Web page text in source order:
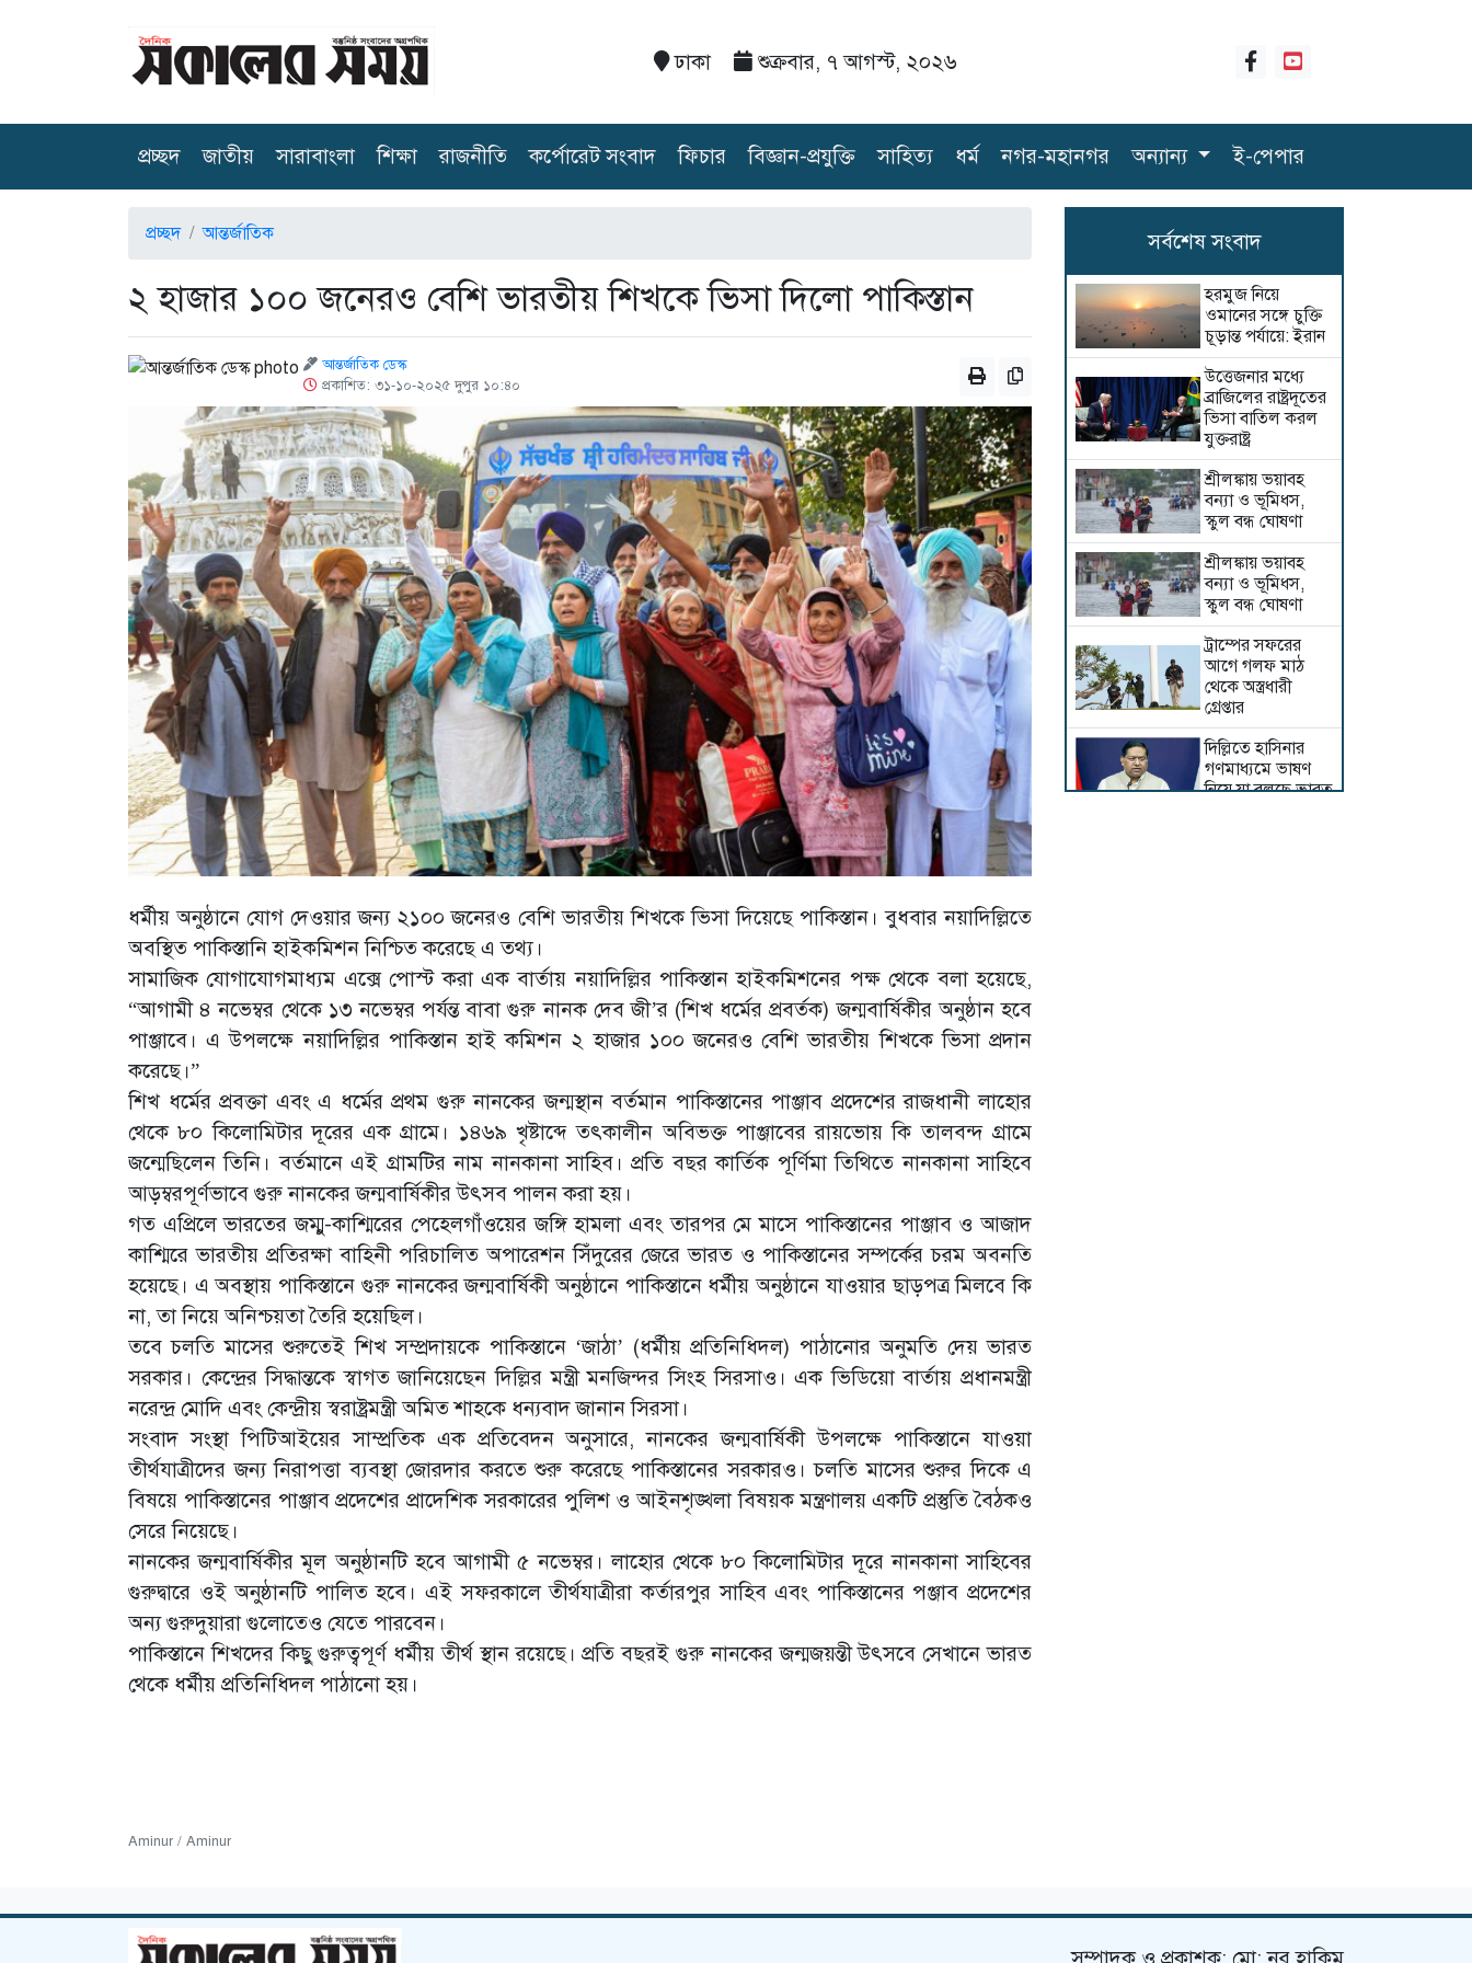
ঢাকা শুক্রবার, ৭ আগস্ট, ২০২৬
প্রচ্ছদ(current)
জাতীয় সারাবাংলা শিক্ষা রাজনীতি কর্পোরেট সংবাদ ফিচার বিজ্ঞান-প্রযুক্তি সাহিত্য ধর্ম নগর-মহানগর অন্যান্য ই-পেপার
প্রচ্ছদ আন্তর্জাতিক
২ হাজার ১০০ জনেরও বেশি ভারতীয় শিখকে ভিসা দিলো পাকিস্তান
আন্তর্জাতিক ডেস্ক
প্রকাশিত: ৩১-১০-২০২৫ দুপুর ১০:৪০
ধর্মীয় অনুষ্ঠানে যোগ দেওয়ার জন্য ২১০০ জনেরও বেশি ভারতীয় শিখকে ভিসা দিয়েছে পাকিস্তান। বুধবার নয়াদিল্লিতে
অবস্থিত পাকিস্তানি হাইকমিশন নিশ্চিত করেছে এ তথ্য।
সামাজিক যোগাযোগমাধ্যম এক্সে পোস্ট করা এক বার্তায় নয়াদিল্লির পাকিস্তান হাইকমিশনের পক্ষ থেকে বলা হয়েছে,
“আগামী ৪ নভেম্বর থেকে ১৩ নভেম্বর পর্যন্ত বাবা গুরু নানক দেব জী’র (শিখ ধর্মের প্রবর্তক) জন্মবার্ষিকীর অনুষ্ঠান হবে
পাঞ্জাবে। এ উপলক্ষে নয়াদিল্লির পাকিস্তান হাই কমিশন ২ হাজার ১০০ জনেরও বেশি ভারতীয় শিখকে ভিসা প্রদান
করেছে।”
শিখ ধর্মের প্রবক্তা এবং এ ধর্মের প্রথম গুরু নানকের জন্মস্থান বর্তমান পাকিস্তানের পাঞ্জাব প্রদেশের রাজধানী লাহোর
থেকে ৮০ কিলোমিটার দূরের এক গ্রামে। ১৪৬৯ খৃষ্টাব্দে তৎকালীন অবিভক্ত পাঞ্জাবের রায়ভোয় কি তালবন্দ গ্রামে
জন্মেছিলেন তিনি। বর্তমানে এই গ্রামটির নাম নানকানা সাহিব। প্রতি বছর কার্তিক পূর্ণিমা তিথিতে নানকানা সাহিবে
আড়ম্বরপূর্ণভাবে গুরু নানকের জন্মবার্ষিকীর উৎসব পালন করা হয়।
গত এপ্রিলে ভারতের জম্মু-কাশ্মিরের পেহেলগাঁওয়ের জঙ্গি হামলা এবং তারপর মে মাসে পাকিস্তানের পাঞ্জাব ও আজাদ
কাশ্মিরে ভারতীয় প্রতিরক্ষা বাহিনী পরিচালিত অপারেশন সিঁদুরের জেরে ভারত ও পাকিস্তানের সম্পর্কের চরম অবনতি
হয়েছে। এ অবস্থায় পাকিস্তানে গুরু নানকের জন্মবার্ষিকী অনুষ্ঠানে পাকিস্তানে ধর্মীয় অনুষ্ঠানে যাওয়ার ছাড়পত্র মিলবে কি
না, তা নিয়ে অনিশ্চয়তা তৈরি হয়েছিল।
তবে চলতি মাসের শুরুতেই শিখ সম্প্রদায়কে পাকিস্তানে ‘জাঠা’ (ধর্মীয় প্রতিনিধিদল) পাঠানোর অনুমতি দেয় ভারত
সরকার। কেন্দ্রের সিদ্ধান্তকে স্বাগত জানিয়েছেন দিল্লির মন্ত্রী মনজিন্দর সিংহ সিরসাও। এক ভিডিয়ো বার্তায় প্রধানমন্ত্রী
নরেন্দ্র মোদি এবং কেন্দ্রীয় স্বরাষ্ট্রমন্ত্রী অমিত শাহকে ধন্যবাদ জানান সিরসা।
সংবাদ সংস্থা পিটিআইয়ের সাম্প্রতিক এক প্রতিবেদন অনুসারে, নানকের জন্মবার্ষিকী উপলক্ষে পাকিস্তানে যাওয়া
তীর্থযাত্রীদের জন্য নিরাপত্তা ব্যবস্থা জোরদার করতে শুরু করেছে পাকিস্তানের সরকারও। চলতি মাসের শুরুর দিকে এ
বিষয়ে পাকিস্তানের পাঞ্জাব প্রদেশের প্রাদেশিক সরকারের পুলিশ ও আইনশৃঙ্খলা বিষয়ক মন্ত্রণালয় একটি প্রস্তুতি বৈঠকও
সেরে নিয়েছে।
নানকের জন্মবার্ষিকীর মূল অনুষ্ঠানটি হবে আগামী ৫ নভেম্বর। লাহোর থেকে ৮০ কিলোমিটার দূরে নানকানা সাহিবের
গুরুদ্বারে ওই অনুষ্ঠানটি পালিত হবে। এই সফরকালে তীর্থযাত্রীরা কর্তারপুর সাহিব এবং পাকিস্তানের পঞ্জাব প্রদেশের
অন্য গুরুদুয়ারা গুলোতেও যেতে পারবেন।
পাকিস্তানে শিখদের কিছু গুরুত্বপূর্ণ ধর্মীয় তীর্থ স্থান রয়েছে। প্রতি বছরই গুরু নানকের জন্মজয়ন্তী উৎসবে সেখানে ভারত
থেকে ধর্মীয় প্রতিনিধিদল পাঠানো হয়।
Aminur / Aminur
সর্বশেষ সংবাদ
হরমুজ নিয়ে
ওমানের সঙ্গে চুক্তি
চূড়ান্ত পর্যায়ে: ইরান
উত্তেজনার মধ্যে
ব্রাজিলের রাষ্ট্রদূতের
ভিসা বাতিল করল
যুক্তরাষ্ট্র
শ্রীলঙ্কায় ভয়াবহ
বন্যা ও ভূমিধস,
স্কুল বন্ধ ঘোষণা
শ্রীলঙ্কায় ভয়াবহ
বন্যা ও ভূমিধস,
স্কুল বন্ধ ঘোষণা
ট্রাম্পের সফরের
আগে গলফ মাঠ
থেকে অস্ত্রধারী
গ্রেপ্তার
দিল্লিতে হাসিনার
গণমাধ্যমে ভাষণ
নিয়ে যা বলছে ভারত